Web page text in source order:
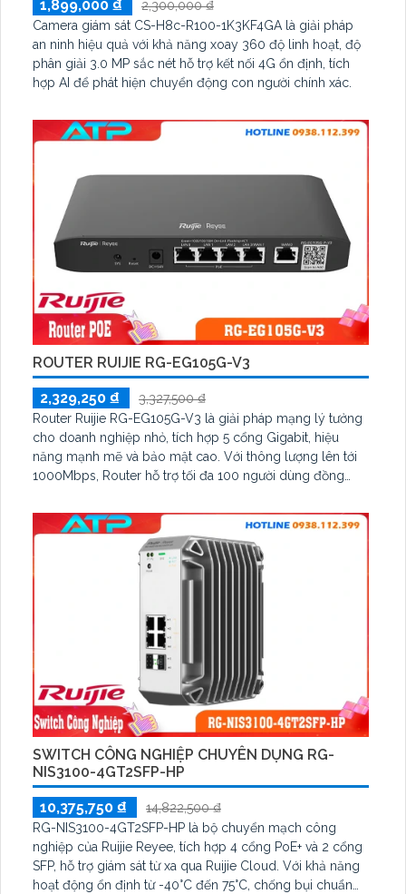
1,899,000 ₫
2,300,000 ₫
Camera giám sát CS-H8c-R100-1K3KF4GA là giải pháp
an ninh hiệu quả với khả năng xoay 360 độ linh hoạt, độ
phân giải 3.0 MP sắc nét hỗ trợ kết nối 4G ổn định, tích
hợp AI để phát hiện chuyển động con người chính xác.
ROUTER RUIJIE RG-EG105G-V3
2,329,250 ₫
3,327,500 ₫
Router Ruijie RG-EG105G-V3 là giải pháp mạng lý tưởng
cho doanh nghiệp nhỏ, tích hợp 5 cổng Gigabit, hiệu
năng mạnh mẽ và bảo mật cao. Với thông lượng lên tới
1000Mbps, Router hỗ trợ tối đa 100 người dùng đồng
mọi môi trường.
SWITCH CÔNG NGHIỆP CHUYÊN DỤNG RG-
NIS3100-4GT2SFP-HP
10,375,750 ₫
14,822,500 ₫
RG-NIS3100-4GT2SFP-HP là bộ chuyển mạch công
nghiệp của Ruijie Reyee, tích hợp 4 cổng PoE+ và 2 cổng
SFP, hỗ trợ giám sát từ xa qua Ruijie Cloud. Với khả năng
hoạt động ổn định từ -40°C đến 75°C, chống bụi chuẩn